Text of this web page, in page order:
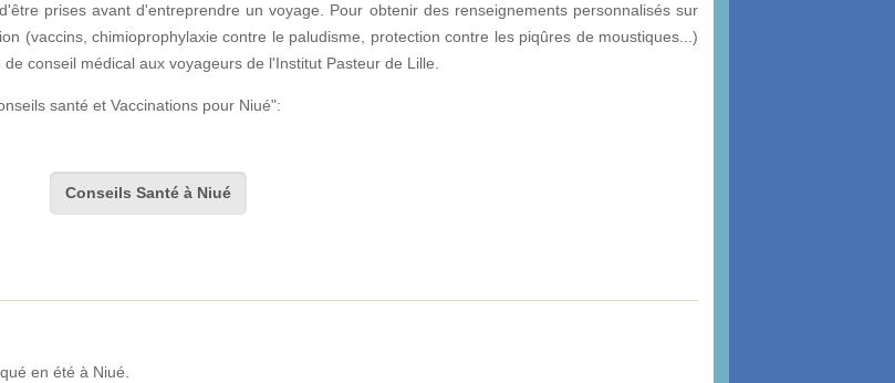
prises avant d'entreprendre un voyage. Pour obtenir des renseignements personnalisés sur
(vaccins, chimioprophylaxie contre le paludisme, protection contre les piqûres de moustiques...)
conseil médical aux voyageurs de l'Institut Pasteur de Lille.
santé et Vaccinations pour Niué":
Conseils Santé à Niué
en été à Niué.